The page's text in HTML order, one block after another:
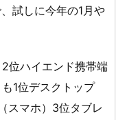
試しに今年の1月や
位ハイエンド携帯端
1位デスクトップ
スマホ）3位タブレ